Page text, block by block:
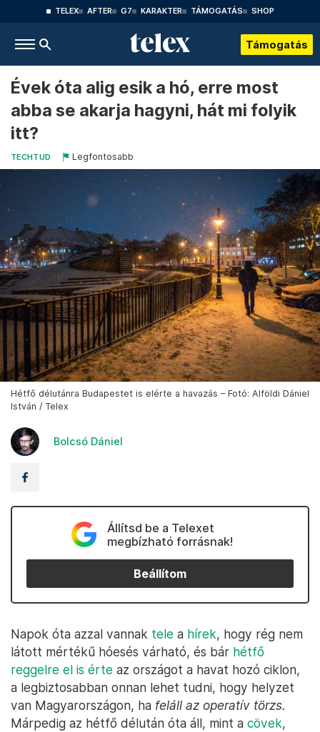
TELEX AFTER G7 KARAKTER TÁMOGATÁS SHOP
Támogatás
Évek óta alig esik a hó, erre most
abba se akarja hagyni, hát mi folyik
itt?
TECHTUD Legfontosabb
Hétfő délutánra Budapestet is elérte a havazás – Fotó: Alföldi Dániel
István / Telex
Bolcsó Dániel
Állítsd be a Telexet
megbízható forrásnak!
Beállítom
Napok óta azzal vannak tele a hírek, hogy rég nem
látott mértékű hóesés várható, és bár hétfő
reggelre el is érte az országot a havat hozó ciklon,
a legbiztosabban onnan lehet tudni, hogy helyzet
van Magyarországon, ha feláll az operatív törzs.
Márpedig az hétfő délután óta áll, mint a cövek,